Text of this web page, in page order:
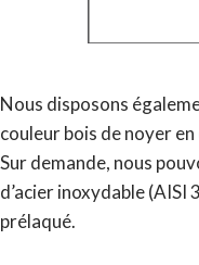
Nous disposons
couleur bois de noyer
Sur demande, nous
d’acier inoxydable (AISI
prélaqué.